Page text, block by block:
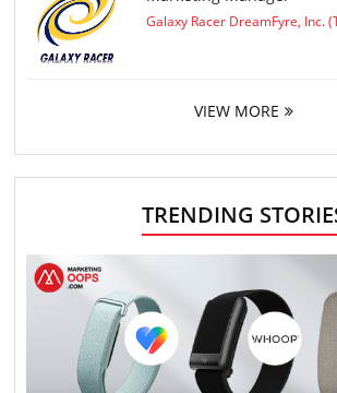
Galaxy Racer DreamFyre, Inc.
VIEW MORE
TRENDING